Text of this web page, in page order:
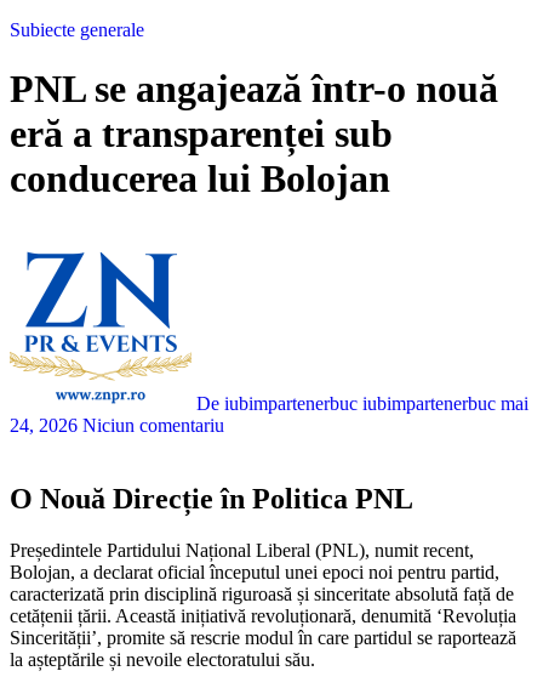
Subiecte generale
PNL se angajează într-o nouă
eră a transparenței sub
conducerea lui Bolojan
De iubimpartenerbuc iubimpartenerbuc mai
24, 2026 Niciun comentariu
O Nouă Direcție în Politica PNL
Președintele Partidului Național Liberal (PNL), numit recent,
Bolojan, a declarat oficial începutul unei epoci noi pentru partid,
caracterizată prin disciplină riguroasă și sinceritate absolută față de
cetățenii țării. Această inițiativă revoluționară, denumită ‘Revoluția
Sincerității’, promite să rescrie modul în care partidul se raportează
la așteptările și nevoile electoratului său.